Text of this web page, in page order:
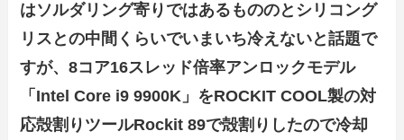
はソルダリング寄りではあるもののとシリコング
リスとの中間くらいでいまいち冷えないと話題で
すが、8コア16スレッド倍率アンロックモデル
「Intel Core i9 9900K」をROCKIT COOL製の対
応殻割りツールRockit 89で殻割りしたので冷却